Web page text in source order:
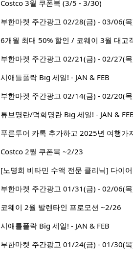
Costco 3월 쿠폰북 (3/5 - 3/30)
부한마켓 주간광고 02/28(금) - 03/06(
6개월 최대 50% 할인 / 코웨이 3월 대고
부한마켓 주간광고 02/21(금) - 02/27(
시애틀폴락 Big 세일! - JAN & FEB
부한마켓 주간광고 02/14(금) - 02/20(
튜브명란/덕화명란 Big 세일! - JAN &
푸른투어 카톡 추가하고 2025년 여행가
Costco 2월 쿠폰북 ~2/23
[노명희 비타민 수액 전문 클리닉] 다이
부한마켓 주간광고 01/31(금) - 02/06(
코웨이 2월 발렌타인 프로모션 ~2/26
시애틀폴락 Big 세일! - JAN & FEB
부한마켓 주간광고 01/24(금) - 01/30(